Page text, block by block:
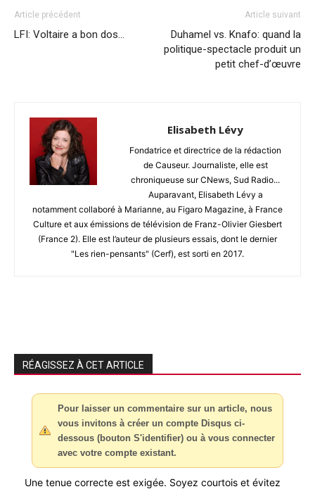
Article précédent
LFI: Voltaire a bon dos…
Article suivant
Duhamel vs. Knafo: quand la
politique-spectacle produit un
petit chef-d’œuvre
Elisabeth Lévy
Fondatrice et directrice de la rédaction
de Causeur. Journaliste, elle est
chroniqueuse sur CNews, Sud Radio...
Auparavant, Elisabeth Lévy a
notamment collaboré à Marianne, au Figaro Magazine, à France
Culture et aux émissions de télévision de Franz-Olivier Giesbert
(France 2). Elle est l’auteur de plusieurs essais, dont le dernier
"Les rien-pensants" (Cerf), est sorti en 2017.
RÉAGISSEZ À CET ARTICLE
Pour laisser un commentaire sur un article, nous
vous invitons à créer un compte Disqus ci-
dessous (bouton S'identifier) ou à vous connecter
avec votre compte existant.
Une tenue correcte est exigée. Soyez courtois et évitez